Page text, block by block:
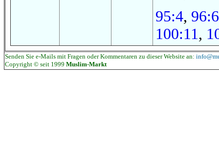
95:4, 96:6
100:11,
Senden Sie e-Mails mit Fragen oder Kommentaren zu dieser Website an:
Copyright © seit 1999 Muslim-Markt